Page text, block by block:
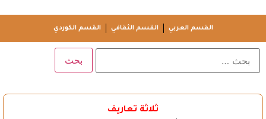
القسم العربي القسم الثقافي القسم الكوردي
ثلاثة تعاريف